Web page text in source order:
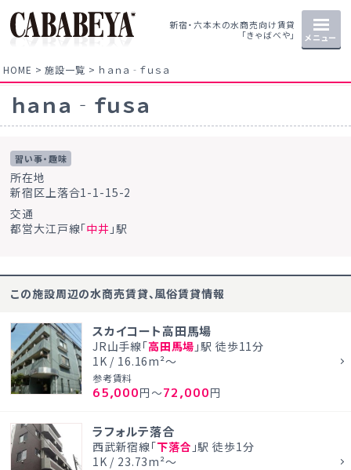
新宿・六本木の水商売向け賃貸
「きゃばべや」
メニュー
HOME 施設一覧 ｈａｎａ‐ｆｕｓａ
ｈａｎａ‐ｆｕｓａ
習い事・趣味
所在地
新宿区上落合1-1-15-2
交通
都営大江戸線「中井 」駅
この施設周辺の水商売賃貸、風俗賃貸情報
スカイコート高田馬場
JR山手線「高田馬場 」駅 徒歩11分
1K / 16.16m²～
参考賃料
65,000円～72,000円
ラフォルテ落合
西武新宿線「下落合 」駅 徒歩1分
1K / 23.73m²～